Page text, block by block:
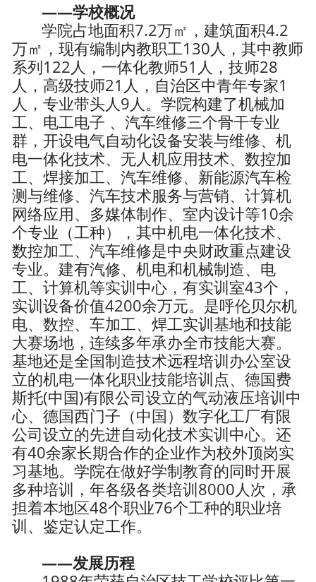
——学校概况
学院占地面积7.2万㎡，建筑面积4.2
万㎡，现有编制内教职工130人，其中教师
系列122人，一体化教师51人，技师28
人，高级技师21人，自治区中青年专家1
人，专业带头人9人。学院构建了机械加
工、电工电子 、汽车维修三个骨干专业
群，开设电气自动化设备安装与维修、机
电一体化技术、无人机应用技术、数控加
工、焊接加工、汽车维修、新能源汽车检
测与维修、汽车技术服务与营销、计算机
网络应用、多媒体制作、室内设计等10余
个专业（工种），其中机电一体化技术、
数控加工、汽车维修是中央财政重点建设
专业。建有汽修、机电和机械制造、电
工、计算机等实训中心，有实训室43个，
实训设备价值4200余万元。是呼伦贝尔机
电、数控、车加工、焊工实训基地和技能
大赛场地，连续多年承办全市技能大赛。
基地还是全国制造技术远程培训办公室设
立的机电一体化职业技能培训点、德国费
斯托(中国)有限公司设立的气动液压培训中
心、德国西门子（中国）数字化工厂有限
公司设立的先进自动化技术实训中心。还
有40余家长期合作的企业作为校外顶岗实
习基地。学院在做好学制教育的同时开展
多种培训，年各级各类培训8000人次，承
担着本地区48个职业76个工种的职业培
训、鉴定认定工作。
——发展历程